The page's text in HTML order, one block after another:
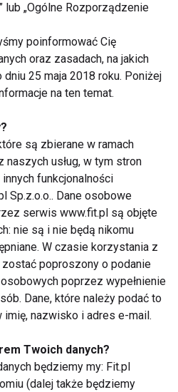
Balance – nowość w Body
Mind Fitness
Aqua+ Workout dla
ze
lub „Ogólne Rozporządzenie
poinformować Cię
oraz zasadach, na jakich
25 maja 2018 roku. Poniżej
na ten temat.
są zbierane w ramach
usług, w tym stron
funkcjonalności
Sp.z.o.o.. Dane osobowe
serwis www.fit.pl są objęte
nie są i nie będą nikomu
W czasie korzystania z
poproszony o podanie
poprzez wypełnienie
Dane, które należy podać to
nazwisko i adres e-mail.
Twoich danych?
będziemy my: Fit.pl
(dalej także będziemy